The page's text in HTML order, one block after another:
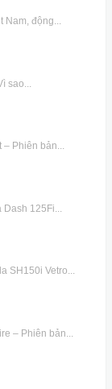
Nam, động...
sao...
– Phiên bản...
125Fi...
SH150i Vetro...
– Phiên bản...